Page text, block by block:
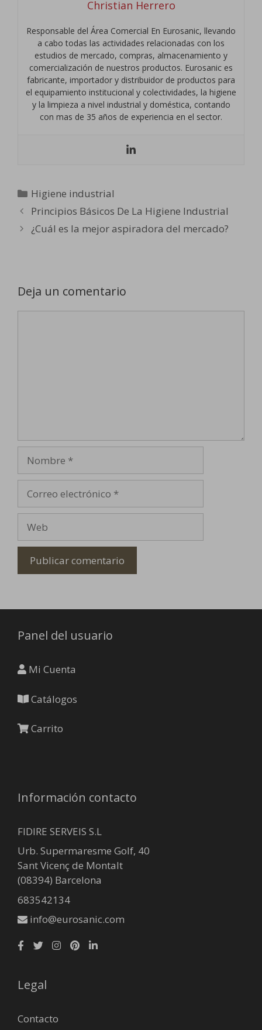
Christian Herrero
Responsable del Área Comercial En Eurosanic, llevando
a cabo todas las actividades relacionadas con los
estudios de mercado, compras, almacenamiento y
comercialización de nuestros productos. Eurosanic es
fabricante, importador y distribuidor de productos para
el equipamiento institucional y colectividades, la higiene
y la limpieza a nivel industrial y doméstica, contando
con mas de 35 años de experiencia en el sector.
Categorías
Higiene industrial
Principios Básicos De La Higiene Industrial
¿Cuál es la mejor aspiradora del mercado?
Deja un comentario
electrónico
Panel del usuario
Mi Cuenta
Catálogos
Carrito
Información contacto
FIDIRE SERVEIS S.L
Urb. Supermaresme Golf, 40
Sant Vicenç de Montalt
(08394) Barcelona
683542134
info@eurosanic.com
Legal
Contacto